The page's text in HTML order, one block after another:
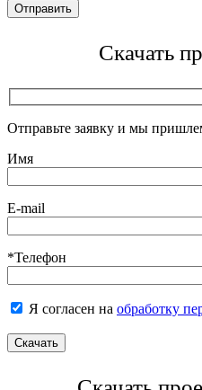
Скачать
Отправьте заявку и мы
Имя
E-mail
*Телефон
Я согласен на обработку